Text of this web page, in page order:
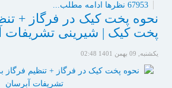
67953 نظرها ادامه مطلب...
نحوه پخت کیک در فرگاز +
پخت کیک | شیرینی تشریفات
یکشنبه, 09 بهمن 1401 02:48